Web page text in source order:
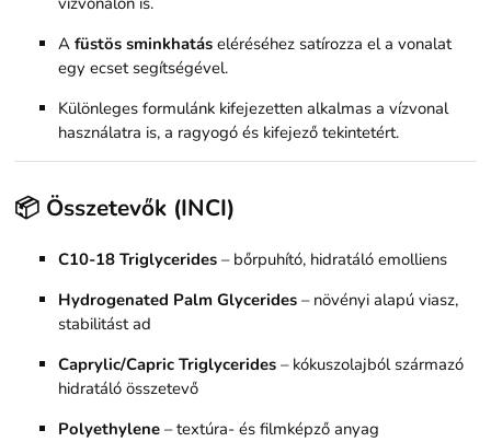
Afüstös sminkhatás eléréséhez satírozza el a vonalat
egy ecset segítségével.
Különleges formulánk kifejezetten alkalmas a vízvonal
használatra is, a ragyogó és kifejező tekintetért.
📦 Összetevők (INCI)
C10-18 Triglycerides – bőrpuhító, hidratáló emolliens
Hydrogenated Palm Glycerides – növényi alapú viasz,
stabilitást ad
Caprylic/Capric Triglycerides – kókuszolajból származó
hidratáló összetevő
Polyethylene – textúra- és filmképző anyag